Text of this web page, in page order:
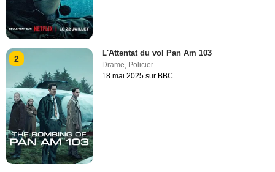
2
L'Attentat du vol Pan Am 103
Drame, Policier
18 mai 2025 sur BBC